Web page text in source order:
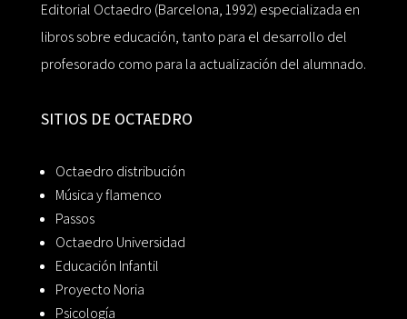
Editorial Octaedro (Barcelona, 1992) especializada en
libros sobre educación, tanto para el desarrollo del
profesorado como para la actualización del alumnado.
SITIOS DE OCTAEDRO
Octaedro distribución
Música y flamenco
Passos
Octaedro Universidad
Educación Infantil
Proyecto Noria
Psicología